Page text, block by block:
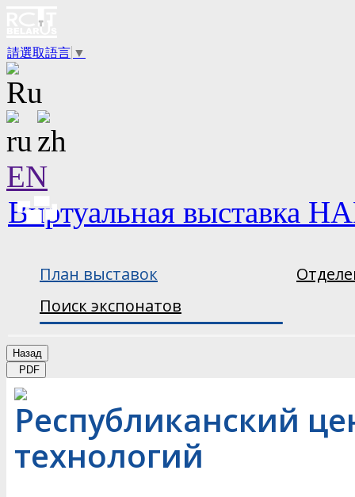
請選取語言 ▼
EN
Виртуальная выставка
План выставок
Поиск экспонатов
Назад
PDF
Республиканский
технологий